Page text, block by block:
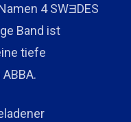
4 SWƎDES
Band ist
tiefe